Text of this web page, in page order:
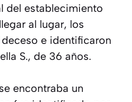
del establecimiento
al lugar, los
e identificaron
S., de 36 años.
encontraba un